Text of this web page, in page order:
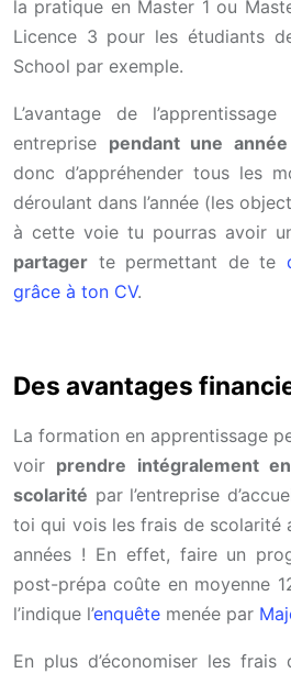
la pratique en Master 1 ou
Licence 3 pour les étudiants
School par exemple.
L’avantage de
entreprise pendant une
donc d’appréhender tous les
déroulant dans l’année (les
à cette voie tu pourras avoir
partager te permettant de te
grâce à ton CV.
Des avantages
La formation en apprentissage
voir prendre intégralement
scolarité par l’entreprise
toi qui vois les frais de scolarité
années ! En effet, faire un
post-prépa coûte en moyenne
l’indique l’enquête menée par
En plus d’économiser les frais